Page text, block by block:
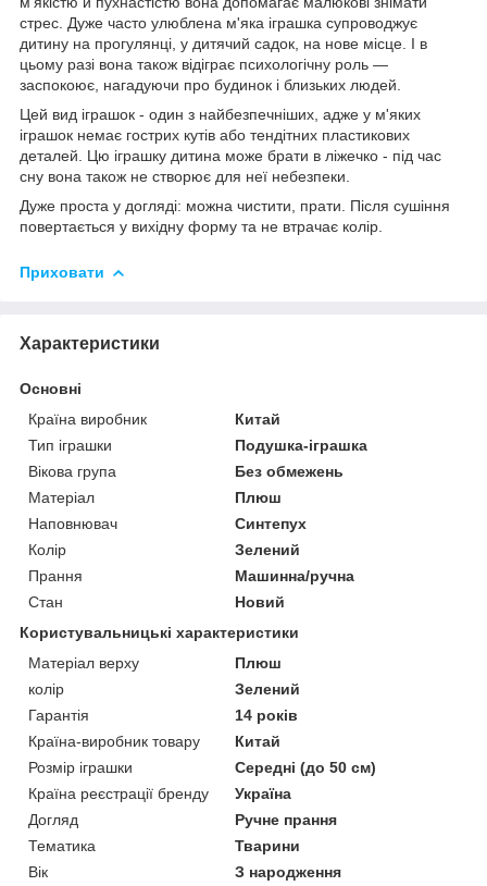
стрес. Дуже часто улюблена м'яка іграшка супроводжує
дитину на прогулянці, у дитячий садок, на нове місце. І в
цьому разі вона також відіграє психологічну роль —
заспокоює, нагадуючи про будинок і близьких людей.
Цей вид іграшок - один з найбезпечніших, адже у м'яких
іграшок немає гострих кутів або тендітних пластикових
деталей. Цю іграшку дитина може брати в ліжечко - під час
сну вона також не створює для неї небезпеки.
Дуже проста у догляді: можна чистити, прати. Після сушіння
повертається у вихідну форму та не втрачає колір.
Приховати
Характеристики
Основні
Країна виробник
Китай
Тип іграшки
Подушка-іграшка
Вікова група
Без обмежень
Матеріал
Плюш
Наповнювач
Синтепух
Колір
Зелений
Прання
Машинна/ручна
Стан
Новий
Користувальницькі характеристики
Матеріал верху
Плюш
колір
Зелений
Гарантія
14 років
Країна-виробник товару
Китай
Розмір іграшки
Середні (до 50 см)
Країна реєстрації бренду
Україна
Догляд
Ручне прання
Тематика
Тварини
Вік
З народження